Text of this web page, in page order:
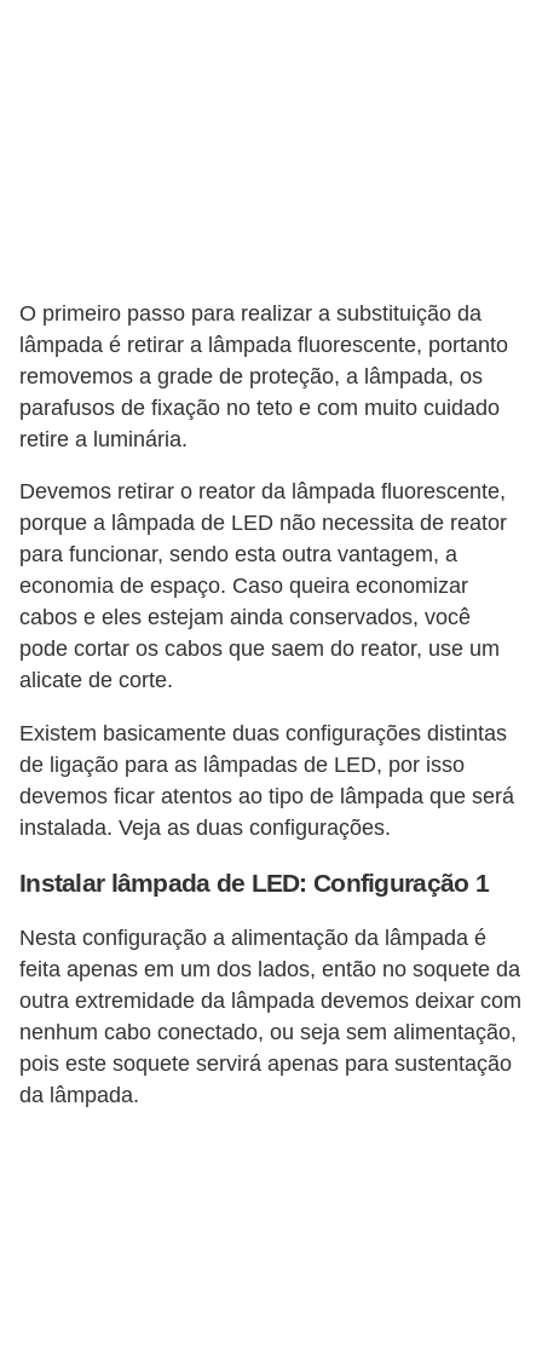
O primeiro passo para realizar a substituição da
lâmpada é retirar a lâmpada fluorescente, portanto
removemos a grade de proteção, a lâmpada, os
parafusos de fixação no teto e com muito cuidado
retire a luminária.
Devemos retirar o reator da lâmpada fluorescente,
porque a lâmpada de LED não necessita de reator
para funcionar, sendo esta outra vantagem, a
economia de espaço. Caso queira economizar
cabos e eles estejam ainda conservados, você
pode cortar os cabos que saem do reator, use um
alicate de corte.
Existem basicamente duas configurações distintas
de ligação para as lâmpadas de LED, por isso
devemos ficar atentos ao tipo de lâmpada que será
instalada. Veja as duas configurações.
Instalar lâmpada de LED: Configuração 1
Nesta configuração a alimentação da lâmpada é
feita apenas em um dos lados, então no soquete da
outra extremidade da lâmpada devemos deixar com
nenhum cabo conectado, ou seja sem alimentação,
pois este soquete servirá apenas para sustentação
da lâmpada.
ê
m
e
s
m
o
–
E
l
e
r
i
c
d
d
e
F
e
r